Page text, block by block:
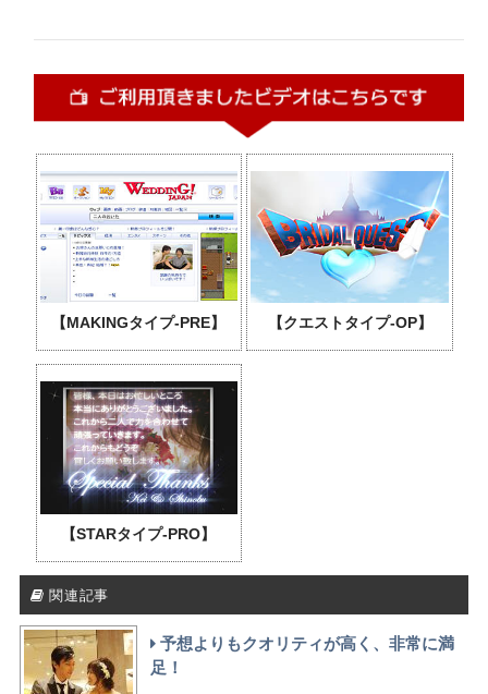
【MAKINGタイプ-PRE】 【クエストタイプ-OP】
【STARタイプ-PRO】
関連記事
予想よりもクオリティが高く、非常に満
足！